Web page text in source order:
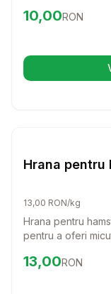
textura crocanta
Preț:10.00
10,00RON
Hrana pentru
13,00 RON/kg
Hrana pentru
pentru a oferi
aceasta hrana va
Preț:13.00
13,00RON